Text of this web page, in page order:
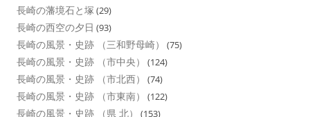
長崎の藩境石と塚 (29)
長崎の西空の夕日 (93)
長崎の風景・史跡 （三和野母崎） (75)
長崎の風景・史跡 （市中央） (124)
長崎の風景・史跡 （市北西） (74)
長崎の風景・史跡 （市東南） (122)
長崎の風景・史跡 （県 北） (153)